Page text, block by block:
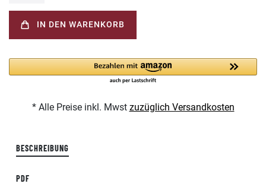
IN DEN WARENKORB
* Alle Preise inkl. Mwst zuzüglich Versandkosten
BESCHREIBUNG
PDF